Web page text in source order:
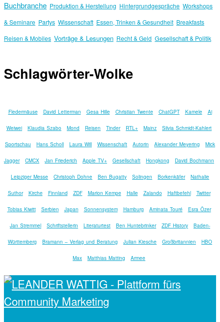
Buchbranche Produktion & Herstellung Hintergrundgespräche Workshops
& Seminare Partys Wissenschaft Essen, Trinken & Gesundheit Breakfasts
Reisen & Mobiles Vorträge & Lesungen Recht & Geld Gesellschaft & Politik
Schlagwörter-Wolke
Fledermäuse David Letterman Gesa Hille Christian Twente ChatGPT Kamele Ai
Weiwei Klaudia Szabo Mond Reisen Tinder RTL+ Mainz Silvia Schmidt-Kahlert
Sportschau Hans Scholl Laura Will Wissenschaft Autorin Alexander Meyering Mick
Jagger CMCX Jan Friederich Apple TV+ Gesellschaft Hongkong David Bochmann
Leipziger Messe Christoph Dohne Ben Bugatty Solingen Borkenkäfer Nathalie
Suthor Kirche Finnland ZDF Marion Kempe Halle Zalando Haftbefehl Twitter
Tobias Kiwitt Serbien Japan Sonnensystem Hamburg Aminata Touré Esra Özer
Jan Stremmel Schriftstellerin Literaturtest Ben Huntebrinker ZDF History Baden-
Württemberg Bramann – Verlag und Beratung Julian Kiesche Großbritannien HBO
Max Matthias Matting Armee